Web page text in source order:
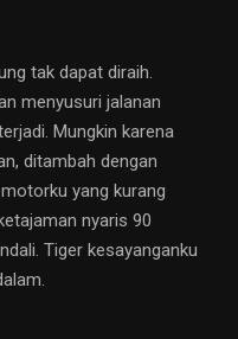
tak dapat diraih.
menyusuri jalanan
Mungkin karena
ditambah dengan
yang kurang
nyaris 90
Tiger kesayanganku